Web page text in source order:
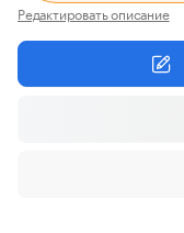
Редактировать описание